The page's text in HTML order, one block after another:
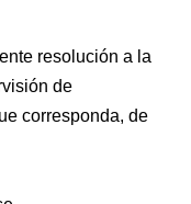
resolución a la
de
corresponda, de